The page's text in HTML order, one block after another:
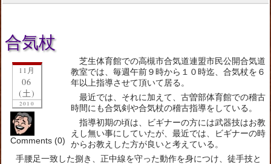
合気杖
11月
06
(土)
2010
Comments (0)
芝生体育館での高槻市合気道連盟市民公開合気道
教室では、毎週午前９時から１０時迄、合気杖を６
年以上指導させて頂いて居る。
最近では、それに加えて、古曽部体育館での稽古
時間にも合気剣や合気杖の稽古指導をしている。
指導初期の頃は、ビギナーの方には武器技はお教
えし無い事にしていたが、最近では、ビギナーの時
からお教えした方が良いと考えている。
手腰足一致した捌き、正中線を守った動作を身につけ、徒手技と